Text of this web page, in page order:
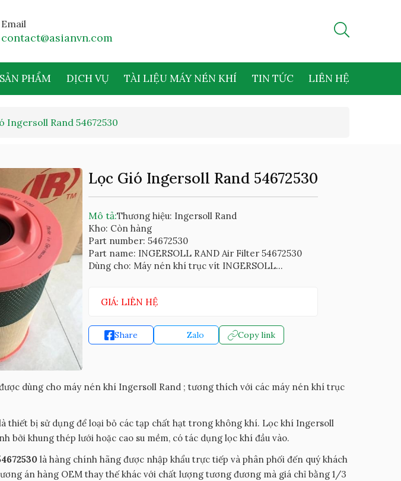
Email
contact@asianvn.com
SẢN PHẨM DỊCH VỤ TÀI LIỆU MÁY NÉN KHÍ TIN TỨC LIÊN HỆ
Ingersoll Rand 54672530
Lọc Gió Ingersoll Rand 54672530
Mô tả:Thương hiệu: Ingersoll Rand
Kho: Còn hàng
Part number: 54672530
Part name: INGERSOLL RAND Air Filter 54672530
Dùng cho: Máy nén khí trục vít INGERSOLL...
GIÁ: LIÊN HỆ
Share Zalo Copy link
dùng cho máy nén khí Ingersoll Rand ; tương thích với các máy nén khí trục
thiết bị sử dụng để loại bỏ các tạp chất hạt trong không khí. Lọc khí Ingersoll
bởi khung thép lưới hoặc cao su mềm, có tác dụng lọc khí đầu vào.
là hàng chính hãng được nhập khẩu trực tiếp và phân phối đến quý khách
án hàng OEM thay thế khác với chất lượng tương đương mà giá chỉ bằng 1/3